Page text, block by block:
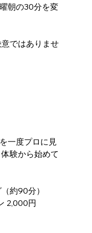
朝の30分を変
ではありませ
一度プロに見
験から始めて
約90分）
2,000円